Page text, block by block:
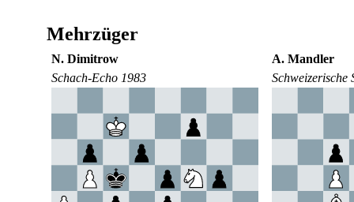
Mehrzüger
N. Dimitrow
Schach-Echo 1983
A. Mandler
Schweizerische